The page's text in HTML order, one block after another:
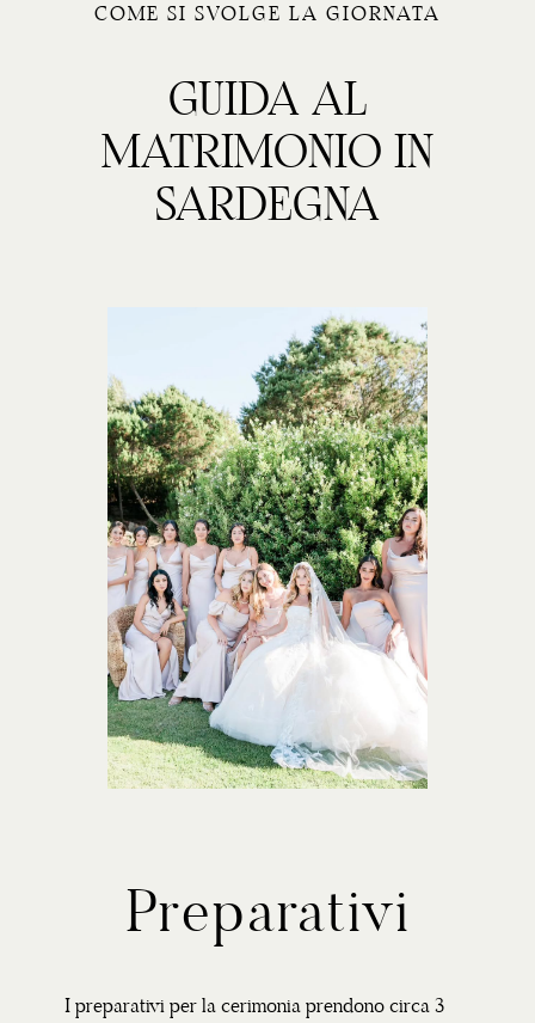
COME SI SVOLGE LA GIORNATA
GUIDA AL
MATRIMONIO IN
SARDEGNA
Preparativi
I preparativi per la cerimonia prendono circa 3